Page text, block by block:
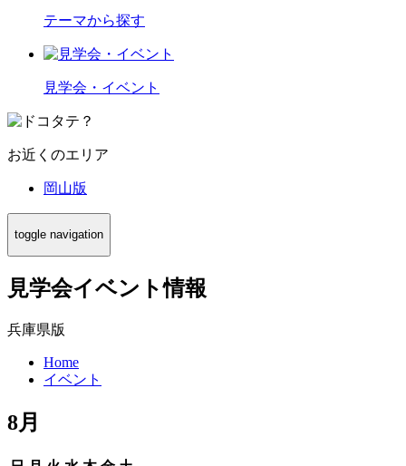
テーマから探す
見学会・イベント
お近くのエリア
岡山版
toggle navigation
見学会イベント情報
兵庫県版
Home
イベント
8月